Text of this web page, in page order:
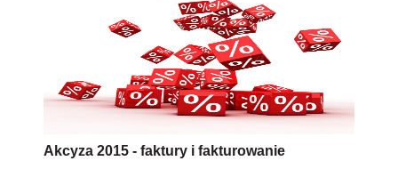
Akcyza 2015 - faktury i fakturowanie